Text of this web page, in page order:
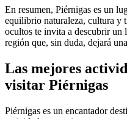
En resumen, Piérnigas es un
equilibrio naturaleza, cultura y
ocultos te invita a descubrir un
región que, sin duda, dejará
Las mejores
visitar Piérnigas
Piérnigas es un encantador